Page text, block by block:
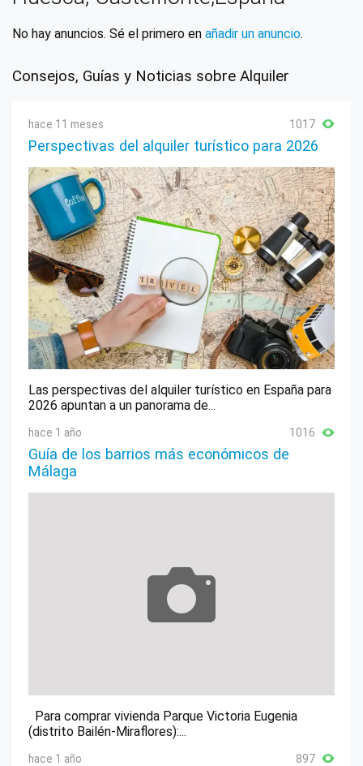
No hay anuncios. Sé el primero en añadir un anuncio.
Consejos, Guías y Noticias sobre Alquiler
hace 11 meses 1017
Perspectivas del alquiler turístico para 2026
Las perspectivas del alquiler turístico en España para
2026 apuntan a un panorama de...
hace 1 año 1016
Guía de los barrios más económicos de
Málaga
Para comprar vivienda Parque Victoria Eugenia
(distrito Bailén-Miraflores):...
hace 1 año 897